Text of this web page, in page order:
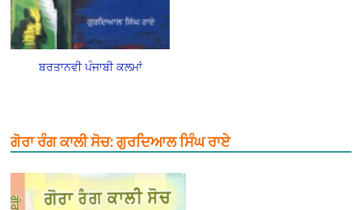
ਬਰਤਾਨਵੀ ਪੰਜਾਬੀ ਕਲਮਾਂ
ਗੋਰਾ ਰੰਗ ਕਾਲੀ ਸੋਚ: ਗੁਰਦਿਆਲ ਸਿੰਘ ਰਾਏ